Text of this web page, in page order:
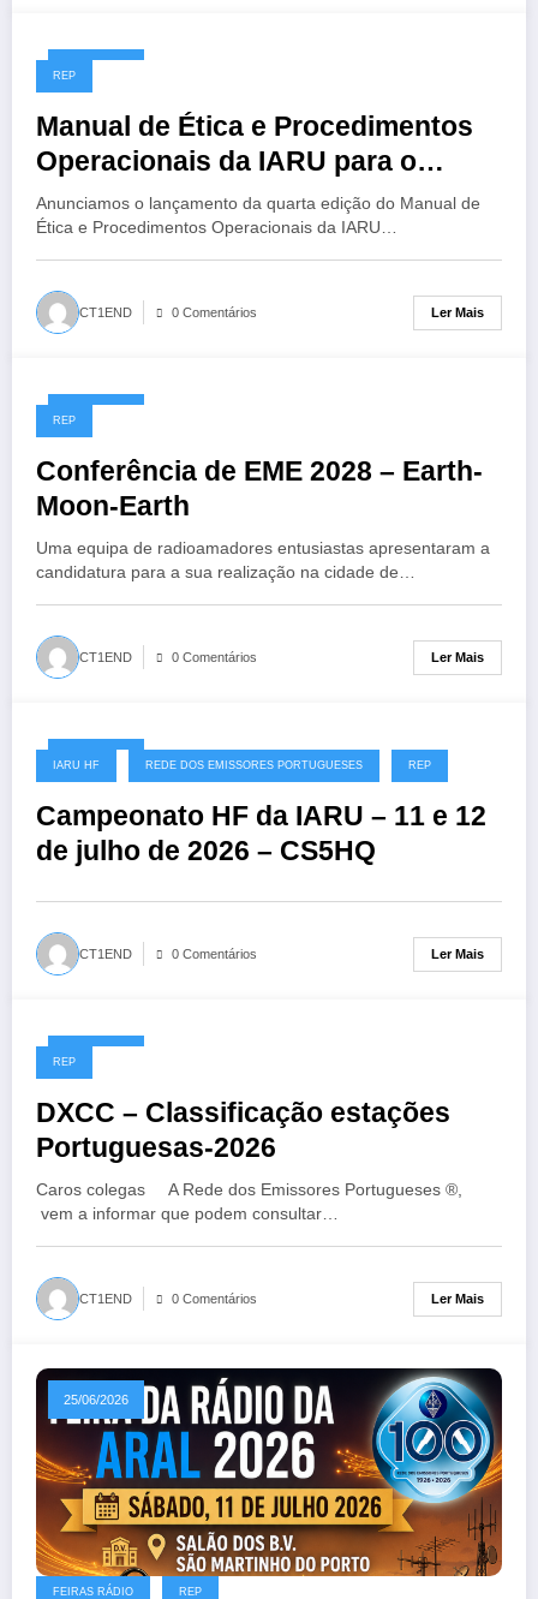
14/07/2026
REP
Manual de Ética e Procedimentos
Operacionais da IARU para o
Radioamador, 4ª Edição
Anunciamos o lançamento da quarta edição do Manual de
Ética e Procedimentos Operacionais da IARU…
CT1END 0 Comentários Ler Mais
13/07/2026
REP
Conferência de EME 2028 – Earth-
Moon-Earth
Uma equipa de radioamadores entusiastas apresentaram a
candidatura para a sua realização na cidade de…
CT1END 0 Comentários Ler Mais
08/07/2026
IARU HF REDE DOS EMISSORES PORTUGUESES REP
Campeonato HF da IARU – 11 e 12
de julho de 2026 – CS5HQ
CT1END 0 Comentários Ler Mais
06/07/2026
REP
DXCC – Classificação estações
Portuguesas-2026
Caros colegas A Rede dos Emissores Portugueses ®,
vem a informar que podem consultar…
CT1END 0 Comentários Ler Mais
25/06/2026
FEIRAS RÁDIO REP